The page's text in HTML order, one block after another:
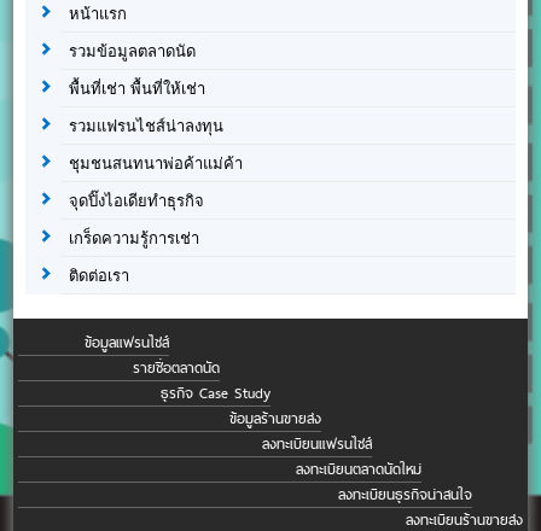
หน้าแรก
รวมข้อมูลตลาดนัด
พื้นที่เช่า พื้นที่ให้เช่า
รวมแฟรนไชส์น่าลงทุน
ชุมชนสนทนาพ่อค้าแม่ค้า
จุดปิ๊งไอเดียทำธุรกิจ
เกร็ดความรู้การเช่า
ติดต่อเรา
ข้อมูลแฟรนไชส์
รายชื่อตลาดนัด
ธุรกิจ Case Study
ข้อมูลร้านขายส่ง
ลงทะเบียนแฟรนไชส์
ลงทะเบียนตลาดนัดใหม่
ลงทะเบียนธุรกิจน่าสนใจ
ลงทะเบียนร้านขายส่ง